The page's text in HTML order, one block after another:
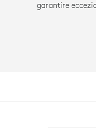
garantire